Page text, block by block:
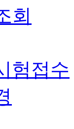
회
험접수